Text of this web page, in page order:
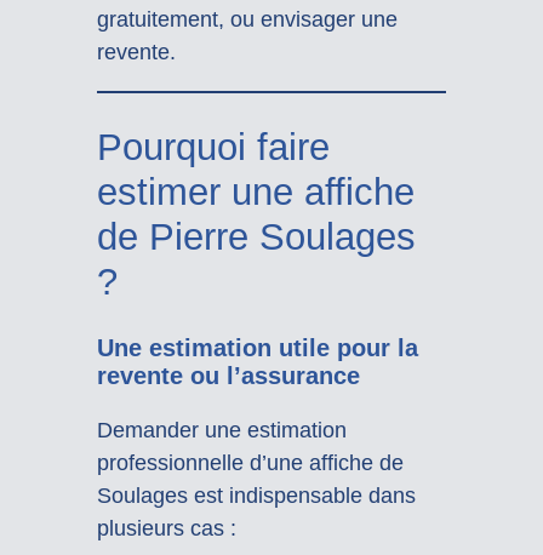
gratuitement, ou envisager une
revente.
Pourquoi faire
estimer une affiche
de Pierre Soulages
?
Une estimation utile pour la
revente ou l’assurance
Demander une estimation
professionnelle d’une affiche de
Soulages est indispensable dans
plusieurs cas :